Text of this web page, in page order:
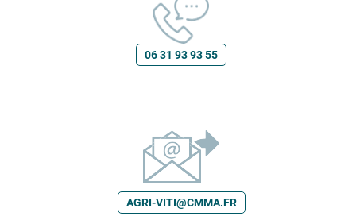
06 31 93 93 55
AGRI-VITI@CMMA.FR